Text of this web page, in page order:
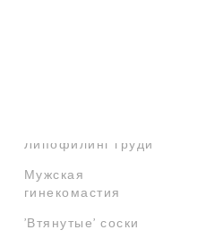
Липофилинг груди
Мужская
гинекомастия
'Втянутые' соски